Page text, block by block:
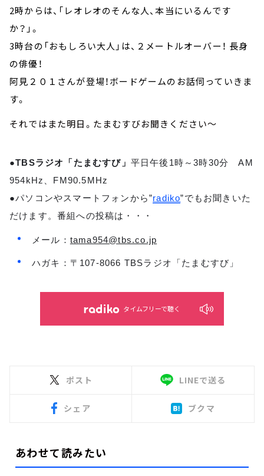
2時からは、「レオレオのそんな人、本当にいるんです
か？」。
3時台の「おもしろい大人」は、２メートルオーバー！ 長身
の俳優！
阿見２０１さんが登場！ボードゲームのお話伺っていきま
す。
それではまた明日。たまむすびお聞きください～
●TBSラジオ「たまむすび」 平日午後1時～3時30分 AM
954kHz、FM90.5MHz
●パソコンやスマートフォンから”radiko”でもお聞きいた
だけます。番組への投稿は・・・
メール： tama954@tbs.co.jp
ハガキ：〒107-8066 TBSラジオ「たまむすび」
タイムフリーで聴く
ポスト LINEで送る
シェア ブクマ
あわせて読みたい